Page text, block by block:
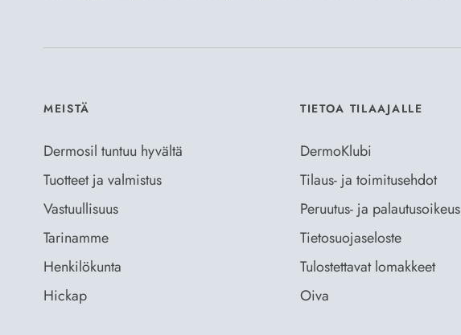
MEISTÄ
Dermosil tuntuu hyvältä
Tuotteet ja valmistus
Vastuullisuus
Tarinamme
Henkilökunta
Hickap
TIETOA TILAAJALLE
DermoKlubi
Tilaus- ja toimitusehdot
Peruutus- ja palautusoikeus
Tietosuojaseloste
Tulostettavat lomakkeet
Oiva